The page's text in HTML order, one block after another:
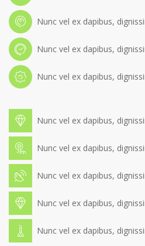
Nunc vel ex dapibus,
Nunc vel ex dapibus,
Nunc vel ex dapibus,
Nunc vel ex dapibus,
Nunc vel ex dapibus,
Nunc vel ex dapibus,
Nunc vel ex dapibus,
Nunc vel ex dapibus,